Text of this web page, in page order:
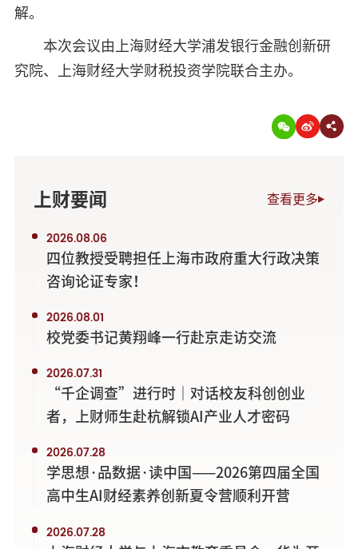
解。
本次会议由上海财经大学浦发银行金融创新研
究院、上海财经大学财税投资学院联合主办。
上财要闻 查看更多
2026.08.06
四位教授受聘担任上海市政府重大行政决策
咨询论证专家！
2026.08.01
校党委书记黄翔峰一行赴京走访交流
2026.07.31
“千企调查”进行时｜对话校友科创创业
者，上财师生赴杭解锁AI产业人才密码
2026.07.28
学思想·品数据·读中国——2026第四届全国
高中生AI财经素养创新夏令营顺利开营
2026.07.28